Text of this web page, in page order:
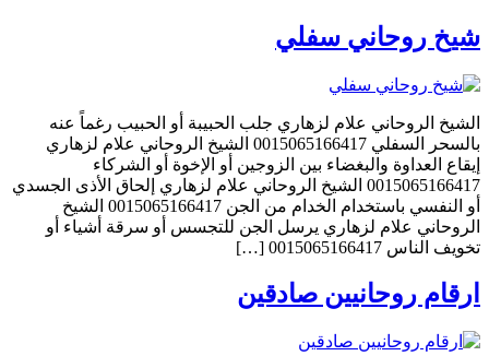
شيخ روحاني سفلي
الشيخ الروحاني علام لزهاري جلب الحبيبة أو الحبيب رغماً عنه
بالسحر السفلي 0015065166417 الشيخ الروحاني علام لزهاري
إيقاع العداوة والبغضاء بين الزوجين أو الإخوة أو الشركاء
0015065166417 الشيخ الروحاني علام لزهاري إلحاق الأذى الجسدي
أو النفسي باستخدام الخدام من الجن 0015065166417 الشيخ
الروحاني علام لزهاري يرسل الجن للتجسس أو سرقة أشياء أو
تخويف الناس 0015065166417 […]
ارقام روحانيين صادقين